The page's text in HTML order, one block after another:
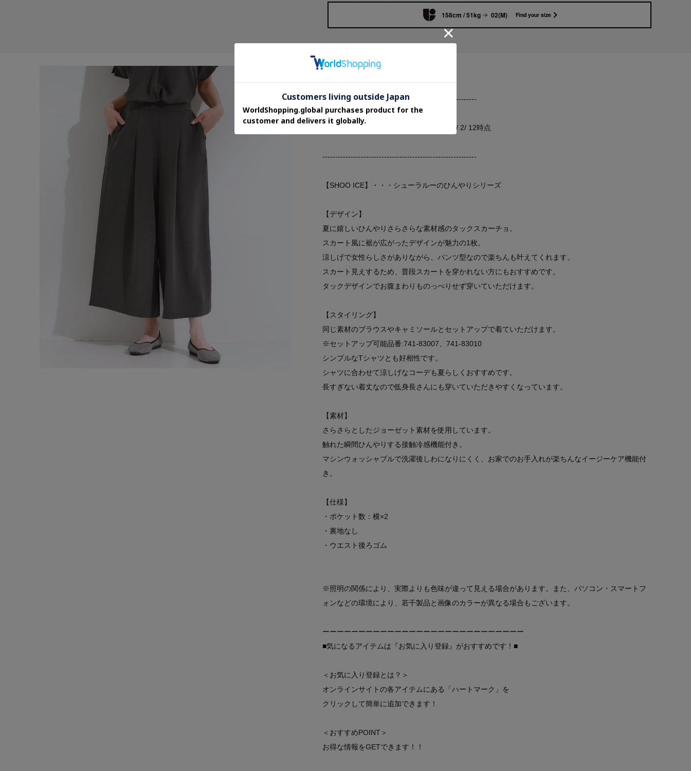
158cm / 51kg 02(M) Find your size
Features
------------------------------------------------------------
お気に入り登録 700件突破！ 2026/ 2/ 12時点
------------------------------------------------------------
【SHOO ICE】・・・シューラルーのひんやりシリーズ
【デザイン】
夏に嬉しいひんやりさらさらな素材感のタックスカーチョ。
スカート風に裾が広がったデザインが魅力の1枚。
涼しげで女性らしさがありながら、パンツ型なので楽ちんも叶えてくれます。
スカート見えするため、普段スカートを穿かれない方にもおすすめです。
タックデザインでお腹まわりものっぺりせず穿いていただけます。
【スタイリング】
同じ素材のブラウスやキャミソールとセットアップで着ていただけます。
※セットアップ可能品番:741-83007、741-83010
シンプルなTシャツとも好相性です。
シャツに合わせて涼しげなコーデも夏らしくおすすめです。
長すぎない着丈なので低身長さんにも穿いていただきやすくなっています。
【素材】
さらさらとしたジョーゼット素材を使用しています。
触れた瞬間ひんやりする接触冷感機能付き。
マシンウォッシャブルで洗濯後しわになりにくく、お家でのお手入れが楽ちんなイージーケア機能付
き。
【仕様】
・ポケット数：横×2
・裏地なし
・ウエスト後ろゴム
※照明の関係により、実際よりも色味が違って見える場合があります。また、パソコン・スマートフ
ォンなどの環境により、若干製品と画像のカラーが異なる場合もございます。
ーーーーーーーーーーーーーーーーーーーーーーーーーーーー
■気になるアイテムは『お気に入り登録』がおすすめです！■
＜お気に入り登録とは？＞
オンラインサイトの各アイテムにある「ハートマーク」を
クリックして簡単に追加できます！
＜おすすめPOINT＞
お得な情報をGETできます！！